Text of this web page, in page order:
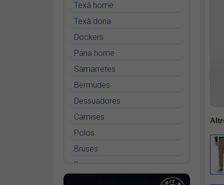
Texà home
Texà dona
Dockers
Pana home
Samarretes
Bermudes
Dessuadores
Camises
Polos
Bruses
Bosses